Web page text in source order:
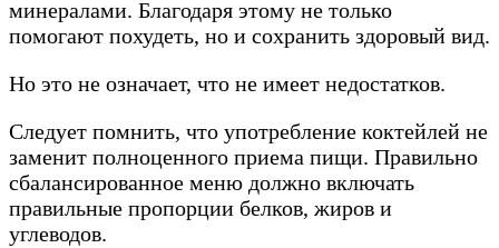
минералами. Благодаря этому не только
помогают похудеть, но и сохранить здоровый вид.
Но это не означает, что не имеет недостатков.
Следует помнить, что употребление коктейлей не
заменит полноценного приема пищи. Правильно
сбалансированное меню должно включать
правильные пропорции белков, жиров и
углеводов.